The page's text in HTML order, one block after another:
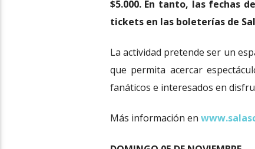
$5.000. En tanto, las fechas
tickets en las boleterías de
La actividad pretende ser un
que permita acercar
fanáticos e interesados en
Más información en